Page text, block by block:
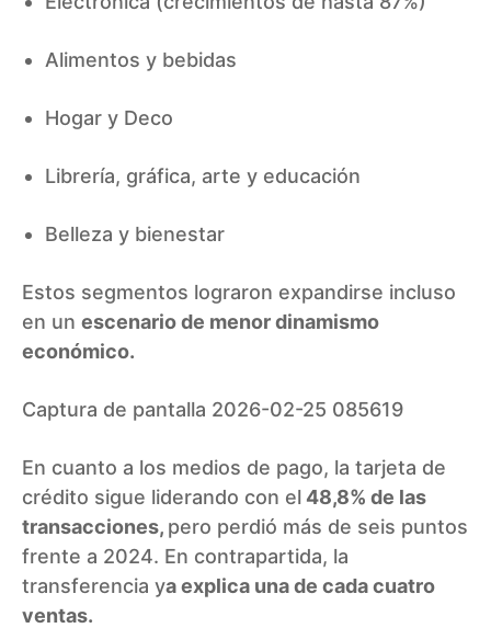
Alimentos y bebidas
Hogar y Deco
Librería, gráfica, arte y educación
Belleza y bienestar
Estos segmentos lograron expandirse incluso
en un escenario de menor dinamismo
económico.
Captura de pantalla 2026-02-25 085619
En cuanto a los medios de pago, la tarjeta de
crédito sigue liderando con el 48,8% de las
transacciones, pero perdió más de seis puntos
frente a 2024. En contrapartida, la
transferencia ya explica una de cada cuatro
ventas.